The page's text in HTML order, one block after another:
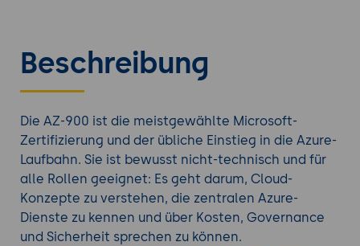
Beschreibung
Die AZ-900 ist die meistgewählte Microsoft-
Zertifizierung und der übliche Einstieg in die Azure-
Laufbahn. Sie ist bewusst nicht-technisch und für
alle Rollen geeignet: Es geht darum, Cloud-
Konzepte zu verstehen, die zentralen Azure-
Dienste zu kennen und über Kosten, Governance
und Sicherheit sprechen zu können.